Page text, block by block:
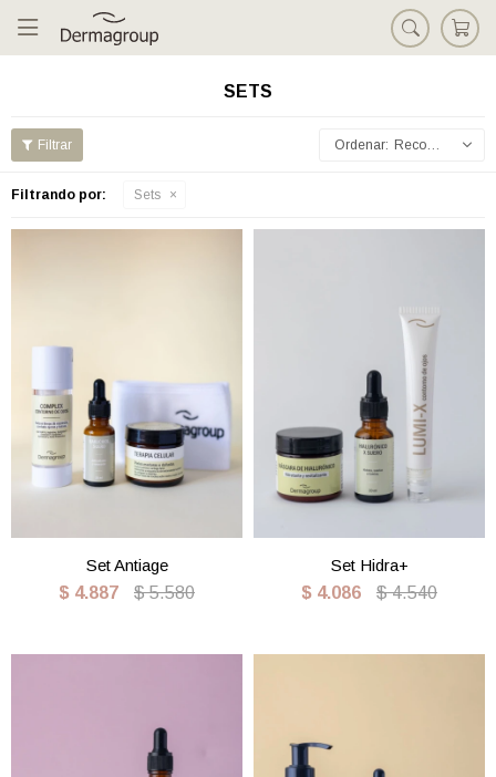

SETS
Recomendados
Filtrando por: Sets
Set Antiage
$ 4.887 $ 5.580
Set Hidra+
$ 4.086 $ 4.540